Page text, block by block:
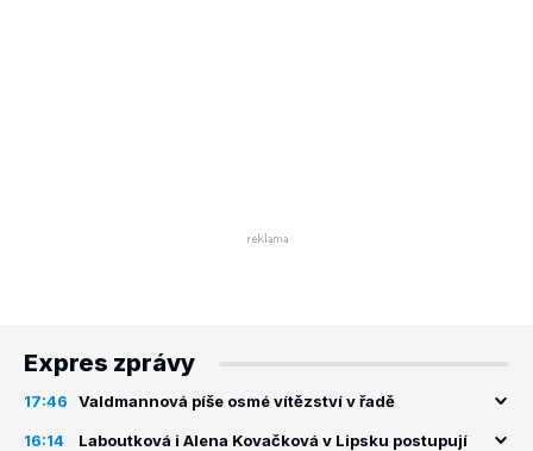
Expres zprávy
17:46 Valdmannová píše osmé vítězství v řadě
16:14 Laboutková i Alena Kovačková v Lipsku postupují